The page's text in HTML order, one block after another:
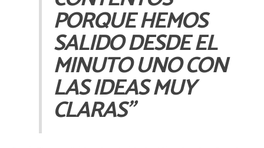
PORQUE HEMOS
SALIDO DESDE EL
MINUTO UNO CON
LAS IDEAS MUY
CLARAS”